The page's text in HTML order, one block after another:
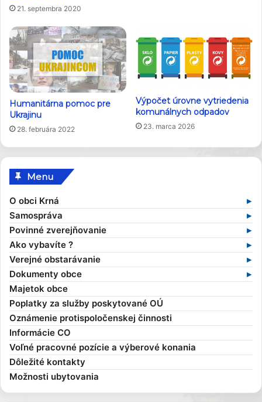
21. septembra 2020
Humanitárna pomoc pre
Ukrajinu
28. februára 2022
Výpočet úrovne vytriedenia
komunálnych odpadov
23. marca 2026
Menu
O obci Krná
Základné informácie
Profil obce
História obce
Obecné symboly
Kultúra
Zaujímavosti
Samospráva
Samospráva v súčasnosti
Obecný úrad
Starosta obce
Zamestnanci obce
Hlavný kontrolór
Obecní poslanci a komisie
Zasadnutia OcZ
Povinné zverejňovanie
Zmluvy
Faktúry
Objednávky
Ako vybavíte ?
Stavebný poriadok
Výruby drevín
Dane a poplatky
Evidencia obyvateľov
Overovanie dokumentov
Sťažnosti a žiadosti
Sociálna pomoc
Elektronické služby
Verejné obstarávanie
Verejné obstarávania
Profil verejného obstarávateľa
Dokumenty obce
Kompetencie obce
Všeobecné záväzné nariadenia
Ekonomické dokumenty
Rozpočet obce
Rozvojové dokumenty
Smernice
Majetok obce
Poplatky za služby poskytované OÚ
Oznámenie protispoločenskej činnosti
Informácie CO
Voľné pracovné pozície a výberové konania
Dôležité kontakty
Možnosti ubytovania